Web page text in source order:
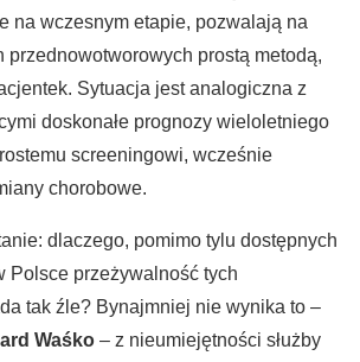
na wczesnym etapie, pozwalają na
przednowotworowych prostą metodą,
Sytuacja jest analogiczna z
doskonałe prognozy wieloletniego
screeningowi, wcześnie
chorobowe.
dlaczego, pomimo tylu dostępnych
Polsce przeżywalność tych
tak źle? Bynajmniej nie wynika to –
Waśko – z nieumiejętności służby